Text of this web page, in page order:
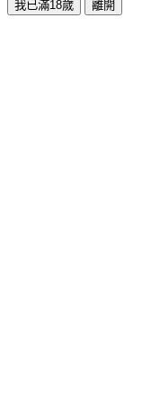
我已滿18歲 離開